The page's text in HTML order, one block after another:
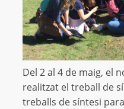
Del 2 al 4 de maig, el
realitzat el treball de
treballs de síntesi